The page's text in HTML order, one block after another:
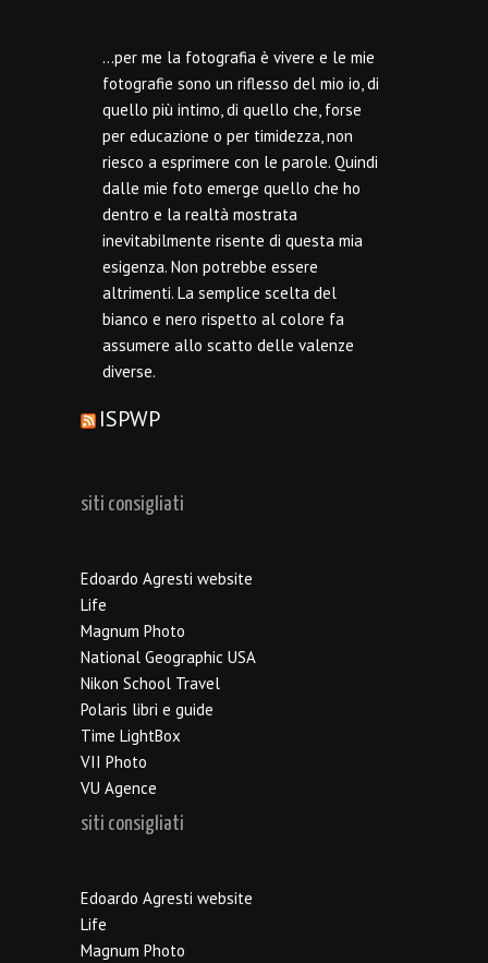
…per me la fotografia è vivere e le mie
fotografie sono un riflesso del mio io, di
quello più intimo, di quello che, forse
per educazione o per timidezza, non
riesco a esprimere con le parole. Quindi
dalle mie foto emerge quello che ho
dentro e la realtà mostrata
inevitabilmente risente di questa mia
esigenza. Non potrebbe essere
altrimenti. La semplice scelta del
bianco e nero rispetto al colore fa
assumere allo scatto delle valenze
diverse.
ISPWP
siti consigliati
Edoardo Agresti website
Life
Magnum Photo
National Geographic USA
Nikon School Travel
Polaris libri e guide
Time LightBox
VII Photo
VU Agence
siti consigliati
Edoardo Agresti website
Life
Magnum Photo